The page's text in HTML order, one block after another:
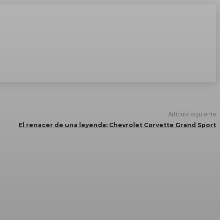
Artículo siguiente
El renacer de una leyenda: Chevrolet Corvette Grand Sport